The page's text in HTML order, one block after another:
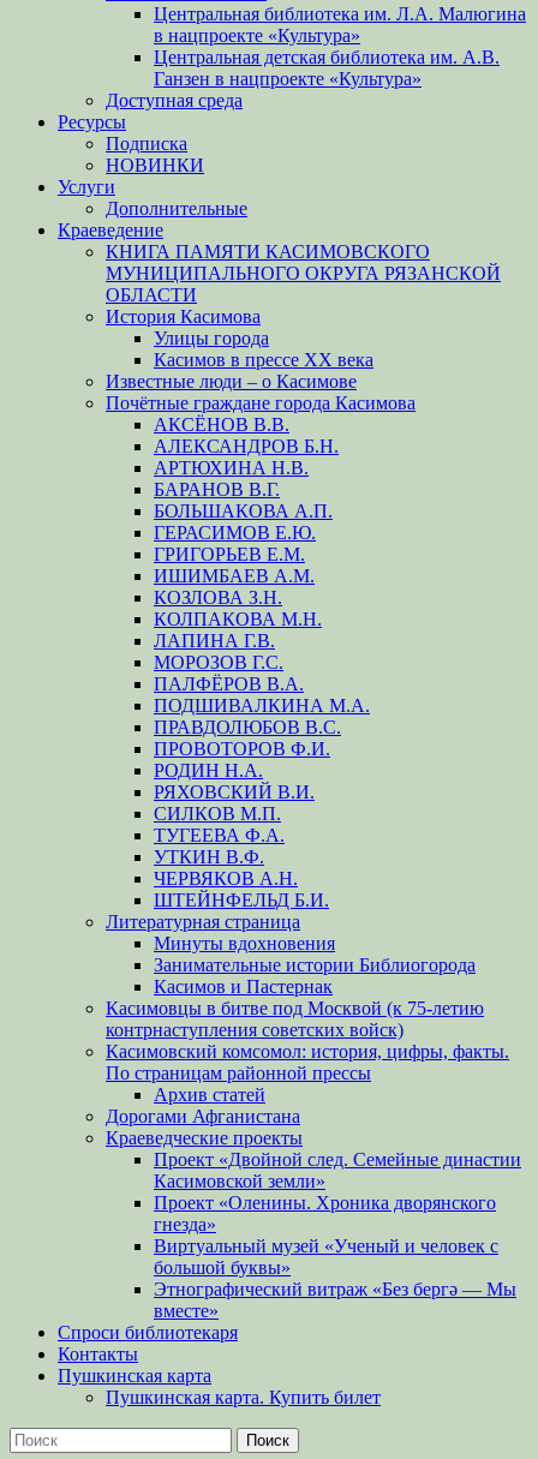
Центральная библиотека им. Л.А. Малюгина
в нацпроекте «Культура»
Центральная детская библиотека им. А.В.
Ганзен в нацпроекте «Культура»
Доступная среда
Ресурсы
Подписка
НОВИНКИ
Услуги
Дополнительные
Краеведение
КНИГА ПАМЯТИ КАСИМОВСКОГО
МУНИЦИПАЛЬНОГО ОКРУГА РЯЗАНСКОЙ
ОБЛАСТИ
История Касимова
Улицы города
Касимов в прессе XX века
Известные люди – о Касимове
Почётные граждане города Касимова
АКСЁНОВ В.В.
АЛЕКСАНДРОВ Б.Н.
АРТЮХИНА Н.В.
БАРАНОВ В.Г.
БОЛЬШАКОВА А.П.
ГЕРАСИМОВ Е.Ю.
ГРИГОРЬЕВ Е.М.
ИШИМБАЕВ А.М.
КОЗЛОВА З.Н.
КОЛПАКОВА М.Н.
ЛАПИНА Г.В.
МОРОЗОВ Г.С.
ПАЛФЁРОВ В.А.
ПОДШИВАЛКИНА М.А.
ПРАВДОЛЮБОВ В.С.
ПРОВОТОРОВ Ф.И.
РОДИН Н.А.
РЯХОВСКИЙ В.И.
СИЛКОВ М.П.
ТУГЕЕВА Ф.А.
УТКИН В.Ф.
ЧЕРВЯКОВ А.Н.
ШТЕЙНФЕЛЬД Б.И.
Литературная страница
Минуты вдохновения
Занимательные истории Библиогорода
Касимов и Пастернак
Касимовцы в битве под Москвой (к 75-летию
контрнаступления советских войск)
Касимовский комсомол: история, цифры, факты.
По страницам районной прессы
Архив статей
Дорогами Афганистана
Краеведческие проекты
Проект «Двойной след. Семейные династии
Касимовской земли»
Проект «Оленины. Хроника дворянского
гнезда»
Виртуальный музей «Ученый и человек с
большой буквы»
Этнографический витраж «Без бергə — Мы
вместе»
Спроси библиотекаря
Контакты
Пушкинская карта
Пушкинская карта. Купить билет
Поиск
Найти: